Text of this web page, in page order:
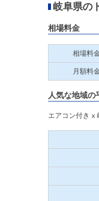
岐阜県の
相場料金
相場料
月額料
人気な地域の
エアコン付き x